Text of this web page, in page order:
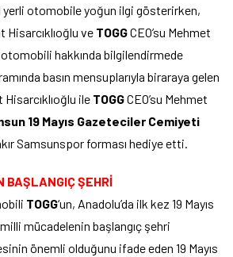
yerli otomobile yoğun ilgi gösterirken,
Hisarcıklıoğlu ve TOGGCEO’su Mehmet
otomobili hakkında bilgilendirmede
basın mensuplarıyla biraraya gelen
Hisarcıklıoğlu ile TOGGCEO’su Mehmet
19 Mayıs Gazeteciler Cemiyeti
Samsunspor forması hediye etti.
BAŞLANGIÇ ŞEHRİ
TOGG‘un, Anadolu’da ilk kez 19 Mayıs
mücadelenin başlangıç şehri
önemli olduğunu ifade eden 19 Mayıs